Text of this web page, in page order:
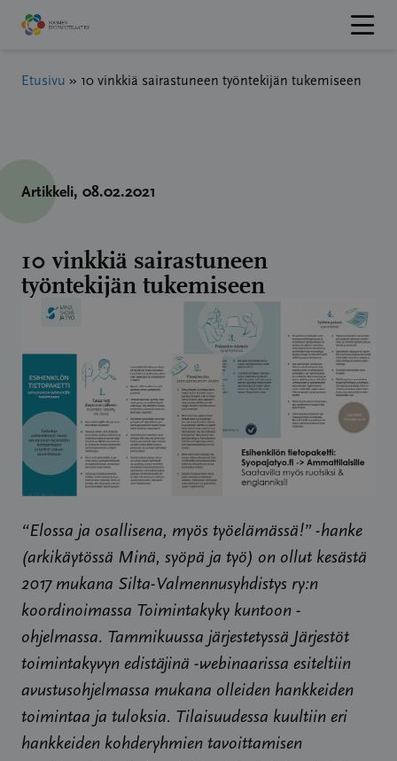
Hyppää
sisältöön
Etusivu » 10 vinkkiä sairastuneen työntekijän tukemiseen
Artikkeli, 08.02.2021
10 vinkkiä sairastuneen
työntekijän tukemiseen
“Elossa ja osallisena, myös työelämässä!” -hanke
(arkikäytössä Minä, syöpä ja työ) on ollut kesästä
2017 mukana Silta-Valmennusyhdistys ry:n
koordinoimassa Toimintakyky kuntoon -
ohjelmassa. Tammikuussa järjestetyssä Järjestöt
toimintakyvyn edistäjinä -webinaarissa esiteltiin
avustusohjelmassa mukana olleiden hankkeiden
toimintaa ja tuloksia. Tilaisuudessa kuultiin eri
hankkeiden kohderyhmien tavoittamisen